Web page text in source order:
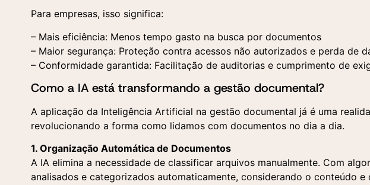
Para empresas, isso significa:
– Mais eficiência: Menos tempo gasto na busca por documentos
– Maior segurança: Proteção contra acessos não autorizados e perda de
– Conformidade garantida: Facilitação de auditorias e cumprimento de
Como a IA está transformando a gestão documental?
A aplicação da Inteligência Artificial na gestão documental já é uma
revolucionando a forma como lidamos com documentos no dia a dia.
1. Organização Automática de Documentos
A IA elimina a necessidade de classificar arquivos manualmente. Com
analisados e categorizados automaticamente, considerando o conteúdo e
Preencha o formulário e
Solicite uma
Preencha o formulário
para agendar uma
Entre em